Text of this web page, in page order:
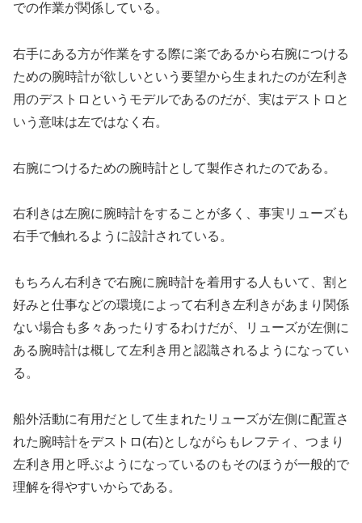
での作業が関係している。
右手にある方が作業をする際に楽であるから右腕につける
ための腕時計が欲しいという要望から生まれたのが左利き
用のデストロというモデルであるのだが、実はデストロと
いう意味は左ではなく右。
右腕につけるための腕時計として製作されたのである。
右利きは左腕に腕時計をすることが多く、事実リューズも
右手で触れるように設計されている。
もちろん右利きで右腕に腕時計を着用する人もいて、割と
好みと仕事などの環境によって右利き左利きがあまり関係
ない場合も多々あったりするわけだが、リューズが左側に
ある腕時計は概して左利き用と認識されるようになってい
る。
船外活動に有用だとして生まれたリューズが左側に配置さ
れた腕時計をデストロ(右)としながらもレフティ、つまり
左利き用と呼ぶようになっているのもそのほうが一般的で
理解を得やすいからである。